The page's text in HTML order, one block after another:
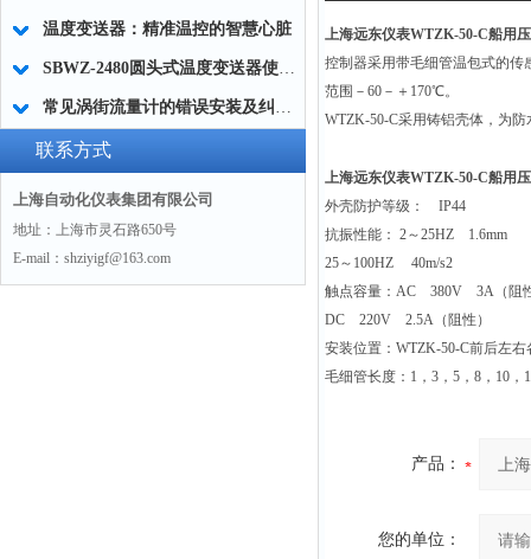
温度变送器：精准温控的智慧心脏
SBWZ-2480圆头式温度变送器使用选型
常见涡街流量计的错误安装及纠正方法
联系方式
上海自动化仪表集团有限公司
地址：上海市灵石路650号
E-mail：shziyigf@163.com
上海远东仪表WTZK-50-C船用
控制器采用带毛细管温包式的传
范围－60－＋170℃。
WTZK-50-C采用铸铝壳体，为
上海远东仪表WTZK-50-C船用
外壳防护等级： IP44
抗振性能： 2～25HZ 1.6mm
25～100HZ 40m/s2
触点容量：AC 380V 3A（阻
DC 220V 2.5A（阻性）
安装位置：WTZK-50-C前后左右
毛细管长度：1，3，5，8，10，
产品：
您的单位：